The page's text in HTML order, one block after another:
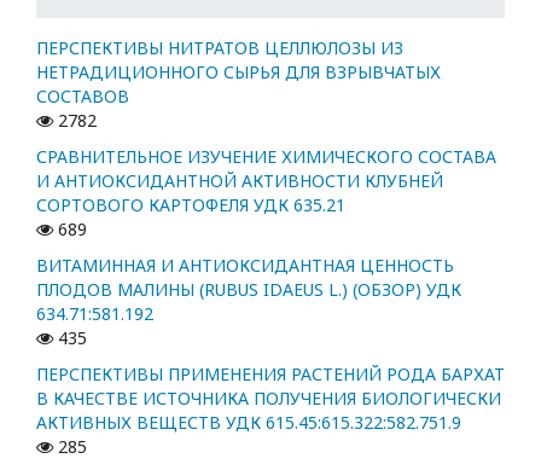
ПЕРСПЕКТИВЫ НИТРАТОВ ЦЕЛЛЮЛОЗЫ ИЗ
НЕТРАДИЦИОННОГО СЫРЬЯ ДЛЯ ВЗРЫВЧАТЫХ
СОСТАВОВ
2782
СРАВНИТЕЛЬНОЕ ИЗУЧЕНИЕ ХИМИЧЕСКОГО СОСТАВА
И АНТИОКСИДАНТНОЙ АКТИВНОСТИ КЛУБНЕЙ
СОРТОВОГО КАРТОФЕЛЯ УДК 635.21
689
ВИТАМИННАЯ И АНТИОКСИДАНТНАЯ ЦЕННОСТЬ
ПЛОДОВ МАЛИНЫ (RUBUS IDAEUS L.) (ОБЗОР) УДК
634.71:581.192
435
ПЕРСПЕКТИВЫ ПРИМЕНЕНИЯ РАСТЕНИЙ РОДА БАРХАТ
В КАЧЕСТВЕ ИСТОЧНИКА ПОЛУЧЕНИЯ БИОЛОГИЧЕСКИ
АКТИВНЫХ ВЕЩЕСТВ УДК 615.45:615.322:582.751.9
285